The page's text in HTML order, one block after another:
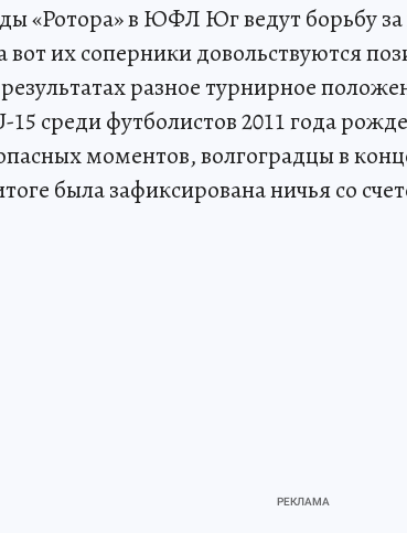
«Ротора» в ЮФЛ Юг ведут борьбу
вот их соперники довольствуются
разное турнирное
среди футболистов 2011 года
моментов, волгоградцы в
была зафиксирована ничья со